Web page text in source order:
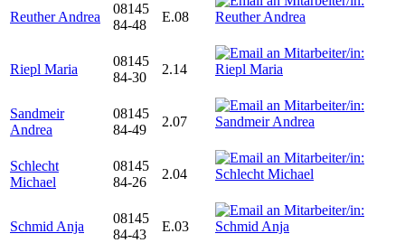
Reuther Andrea
08145
84-48
E.08
Riepl Maria
08145
84-30
2.14
Sandmeir
Andrea
08145
84-49
2.07
Schlecht
Michael
08145
84-26
2.04
Schmid Anja
08145
84-43
E.03